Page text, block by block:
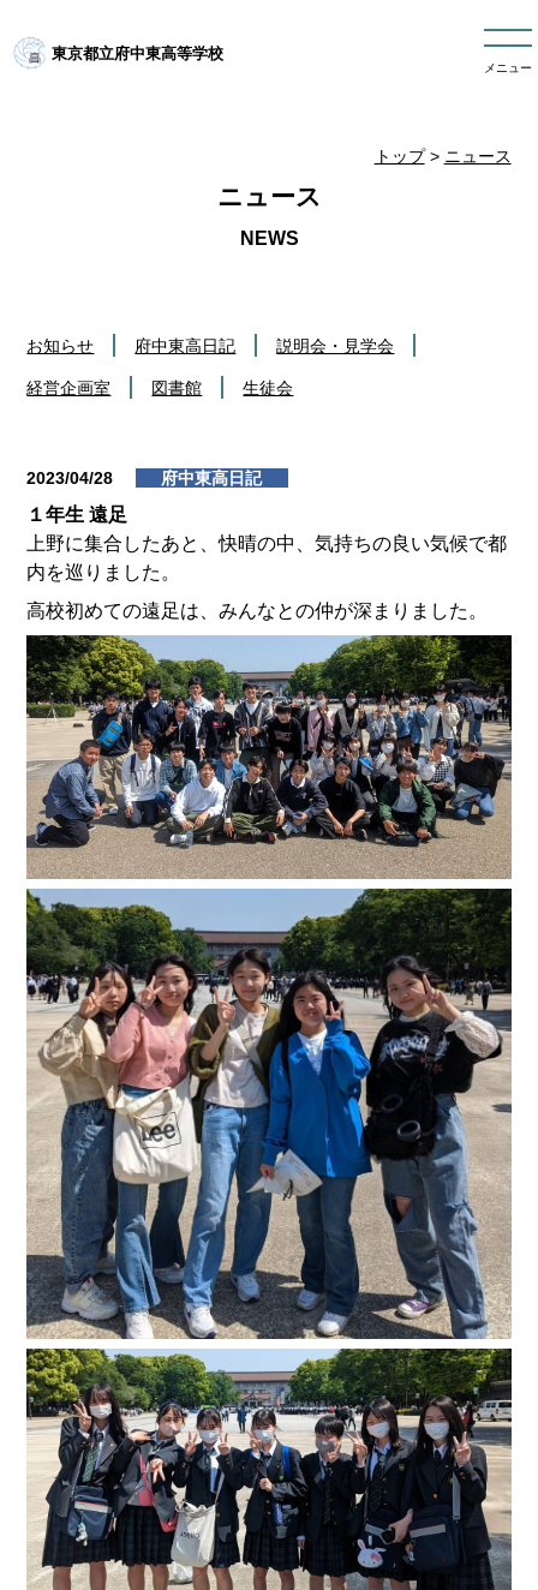
東京都立府中東高等学校
メニュー
トップ> ニュース
ニュース
お知らせ 府中東高日記 説明会・見学会
経営企画室 図書館 生徒会
2023/04/28 府中東高日記
１年生 遠足
上野に集合したあと、快晴の中、気持ちの良い気候で都
内を巡りました。
高校初めての遠足は、みんなとの仲が深まりました。